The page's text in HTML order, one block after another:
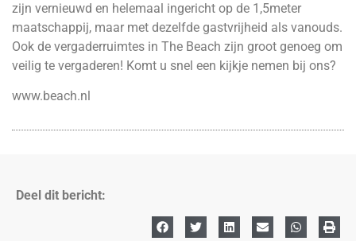
zijn vernieuwd en helemaal ingericht op de 1,5meter
maatschappij, maar met dezelfde gastvrijheid als vanouds.
Ook de vergaderruimtes in The Beach zijn groot genoeg om
veilig te vergaderen! Komt u snel een kijkje nemen bij ons?
www.beach.nl
Deel dit bericht: